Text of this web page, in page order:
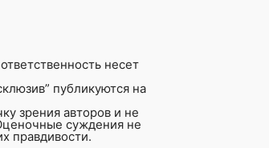
несет
публикуются на
зрения авторов и не
суждения не
правдивости.